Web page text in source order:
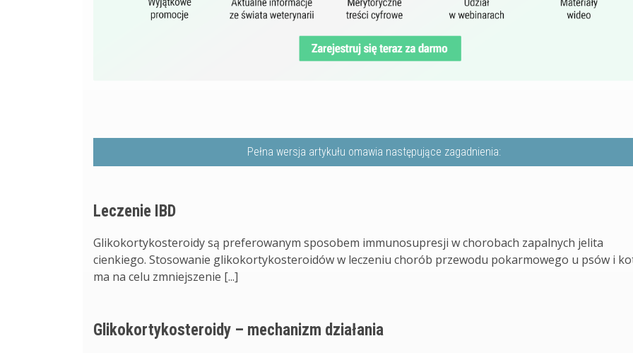
Pełna wersja artykułu omawia następujące zagadnienia:
Leczenie IBD
Glikokortykosteroidy są preferowanym sposobem immunosupresji w chorobach zapalnych jelita
cienkiego. Stosowanie glikokortykosteroidów w leczeniu chorób przewodu pokarmowego u psów i
ma na celu zmniejszenie [...]
Glikokortykosteroidy – mechanizm działania